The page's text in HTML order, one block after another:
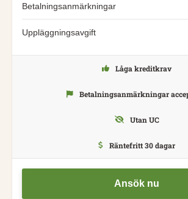
Betalningsanmärkningar
Uppläggningsavgift
Ansök nu
Låga kreditkrav
Betalningsanmärkningar
Utan UC
Räntefritt 30 dagar